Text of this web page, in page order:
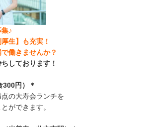
♪
生】も充実！
働きませんか？
しております！
300円）＊
の大寿会ランチを
ができます。